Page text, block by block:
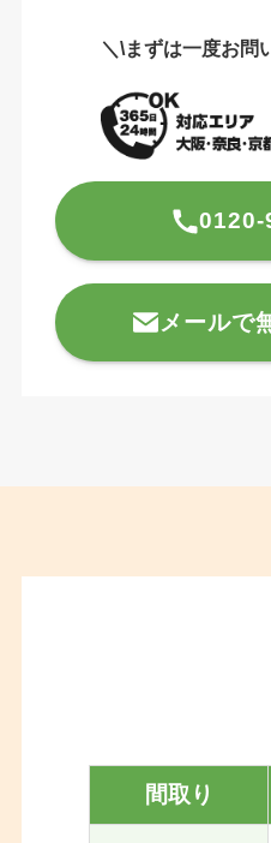
＼\まずは一度お問
0120-
メールで
間取り